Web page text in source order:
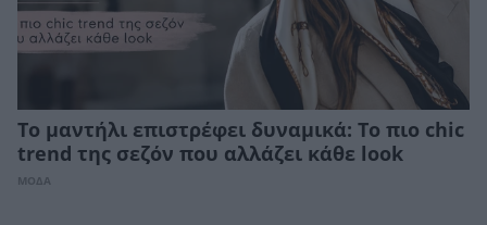
Το μαντήλι επιστρέφει δυναμικά: Το πιο chic
trend της σεζόν που αλλάζει κάθε look
ΜΟΔΑ